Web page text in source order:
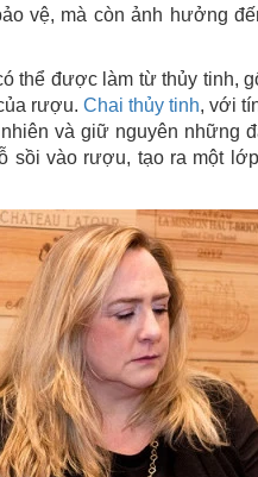
vệ, mà còn ảnh hưởng
thể được làm từ thủy tinh,
rượu. Chai thủy tinh, với
và giữ nguyên những
sồi vào rượu, tạo ra một